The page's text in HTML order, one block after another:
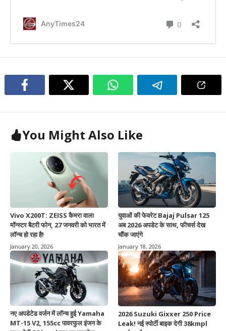
You Might Also Like
Vivo X200T: ZEISS कैमरा वाला
मॉन्स्टर बैटरी फोन, 27 जनवरी को भारत में
लॉन्च हो रहा है!
January 20, 2026
युवाओं की फेवरेट Bajaj Pulsar 125
अब 2026 अपडेट के साथ, फीचर्स देख
चौंक जाएंगे
January 18, 2026
नए अपडेटेड वर्जन में लॉन्च हुई Yamaha
MT-15 V2, 155cc पावरफुल इंजन के
2026 Suzuki Gixxer 250 Price
Leak! नई स्पोर्टी बाइक देगी 38kmpl